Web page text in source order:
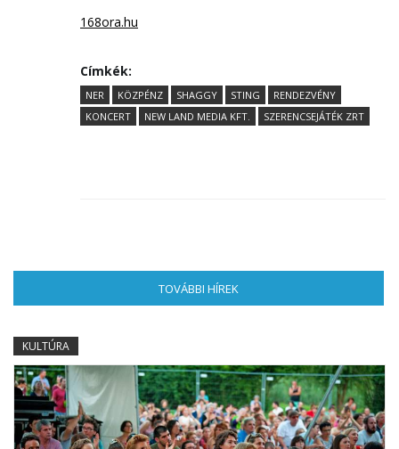
168ora.hu
Címkék:
NER KÖZPÉNZ SHAGGY STING
RENDEZVÉNY
KONCERT
NEW LAND MEDIA KFT. SZERENCSEJÁTÉK ZRT
TOVÁBBI HÍREK
KULTÚRA